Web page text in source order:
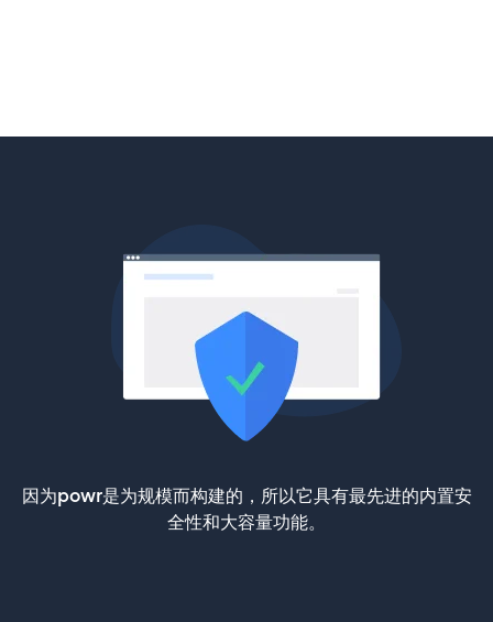
因为powr是为规模而构建的，所以它具有最先进的内置安
全性和大容量功能。